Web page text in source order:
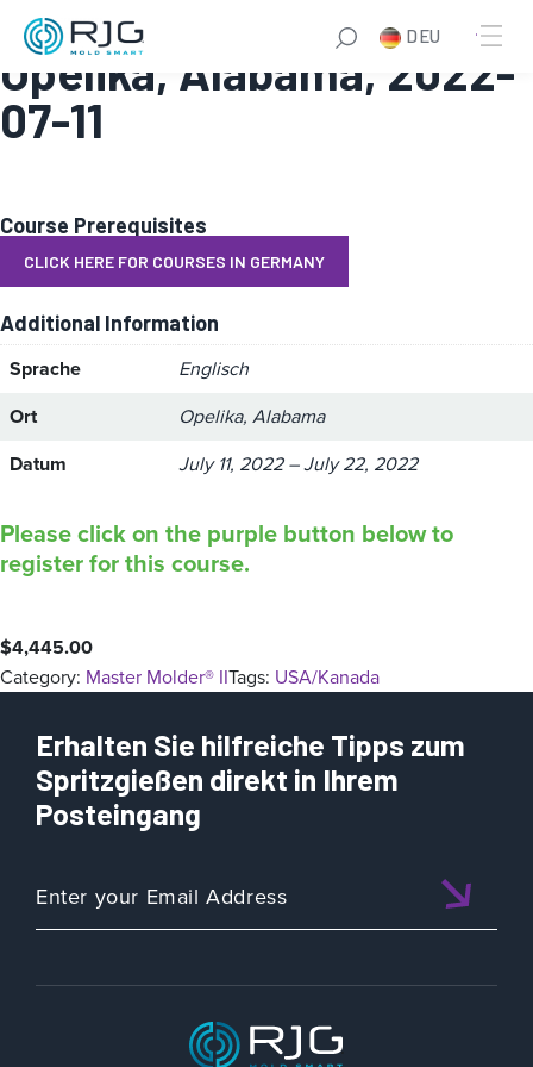
DEU
Master Molder® II:
Opelika, Alabama, 2022-
07-11
Course Prerequisites
CLICK HERE FOR COURSES IN GERMANY
Additional Information
Sprache
Englisch
Ort
Opelika, Alabama
Datum
July 11, 2022 – July 22, 2022
Please click on the purple button below to
register for this course.
$4,445.00
Category: Master Molder® IITags: USA/Kanada
Erhalten Sie hilfreiche Tipps zum
Spritzgießen direkt in Ihrem
Posteingang